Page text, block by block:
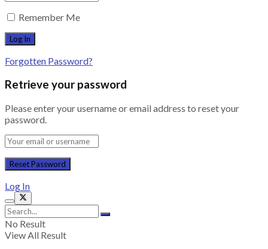
Remember Me
Forgotten Password?
Retrieve your password
Please enter your username or email address to reset your
password.
Log In
No Result
View All Result